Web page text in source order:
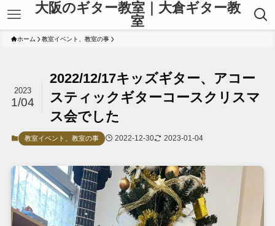
大阪のギター教室｜大倉ギター教
室
ホーム 教室イベント、教室の事
2022/12/17キッズギター、アコー
スティックギターコースクリスマ
ス会でした
2023
1/04
教室イベント、教室の事 2022-12-30 2023-01-04